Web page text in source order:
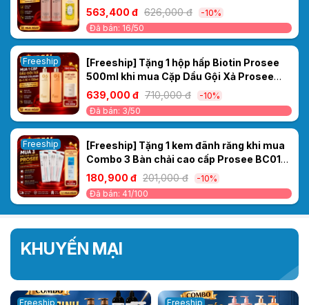
gội xả Sakura Prosee PS3/PC3 700ml -
Phục hồi, suôn mượt thơm bền mùi.
563,400 đ 626,000 đ
-10%
Đã bán: 16/50
Freeship
[Freeship] Tặng 1 hộp hấp Biotin Prosee
500ml khi mua Cặp Dầu Gội Xả Prosee
Collagen IS-1/IC-1 730ml – Phục Hồi Tóc
Khô Xơ, Chẻ Ngọn & Gãy Rụng
639,000 đ 710,000 đ
-10%
Đã bán: 3/50
Freeship
[Freeship] Tặng 1 kem đãnh răng khi mua
Combo 3 Bàn chải cao cấp Prosee BC01
(Vỉ 2 chiếc)
180,900 đ 201,000 đ
-10%
Đã bán: 41/100
KHUYẾN MẠI
Freeship Freeship